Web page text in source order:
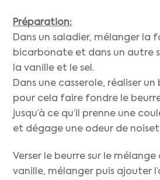
Préparation:
Dans un saladier, mélanger la
bicarbonate et dans un autre
la vanille et le sel.
Dans une casserole, réaliser
pour cela faire fondre le
jusqu’à ce qu’il prenne une
et dégage une odeur de
Verser le beurre sur le mélange
vanille, mélanger puis ajouter